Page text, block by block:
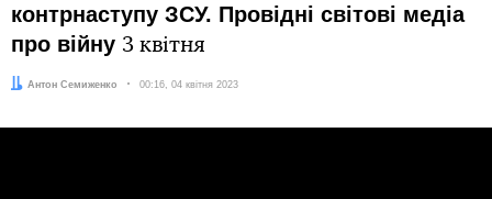
контрнаступу ЗСУ. Провідні світові медіа
про війну 3 квітня
Автор:
Антон Семиженко Дата:
00:16, 04 квітня 2023